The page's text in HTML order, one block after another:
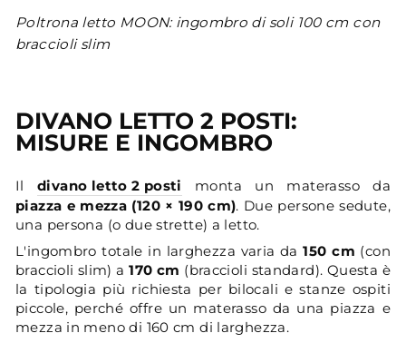
Poltrona letto MOON: ingombro di soli 100 cm con
braccioli slim
DIVANO LETTO 2 POSTI:
MISURE E INGOMBRO
Ildivano letto 2 posti monta un materasso da
piazza e mezza (120 × 190 cm). Due persone sedute,
una persona (o due strette) a letto.
L'ingombro totale in larghezza varia da150 cm (con
braccioli slim) a170 cm (braccioli standard). Questa è
la tipologia più richiesta per bilocali e stanze ospiti
piccole, perché offre un materasso da una piazza e
mezza in meno di 160 cm di larghezza.